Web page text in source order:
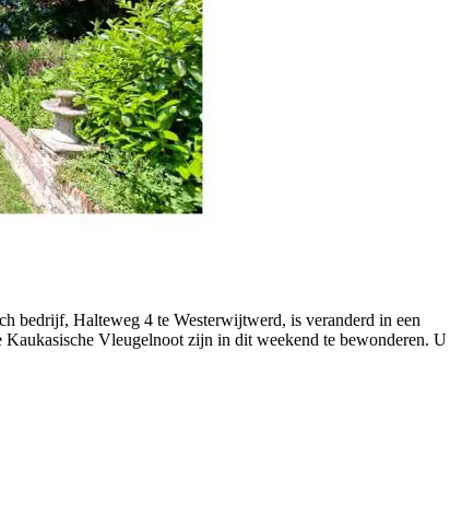
bedrijf, Halteweg 4 te Westerwijtwerd, is veranderd in een
Kaukasische Vleugelnoot zijn in dit weekend te bewonderen. U